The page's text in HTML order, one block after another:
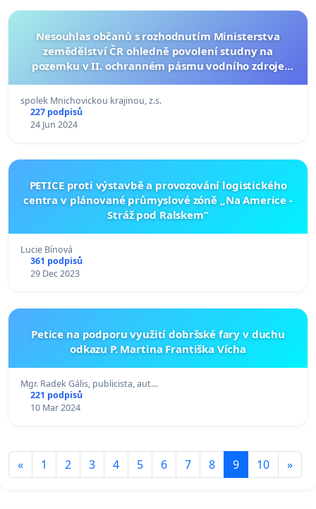
Nesouhlas občanů s rozhodnutím Ministerstva
zemědělství ČR ohledně povolení studny na
pozemku v II. ochranném pásmu vodního zdroje
spolek Mnichovickou krajinou, z.s.
227 podpisů
24 Jun 2024
PETICE proti výstavbě a provozování logistického
centra v plánované průmyslové zóně „Na Americe -
Stráž pod Ralskem“
Lucie Bínová
361 podpisů
29 Dec 2023
Petice na podporu využití dobršské fary v duchu
odkazu P. Martina Františka Vícha
Mgr. Radek Gális, publicista, aut…
221 podpisů
10 Mar 2024
« 1 2 3 4 5 6 7 8 9 10 »